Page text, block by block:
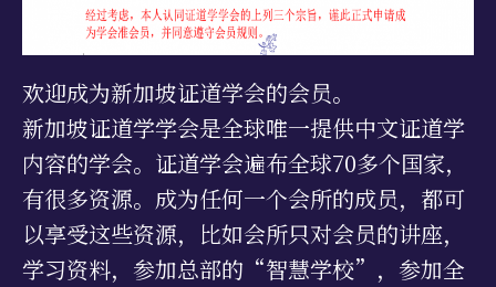
欢迎成为新加坡证道学会的会员。
新加坡证道学学会是全球唯一提供中文证道学
内容的学会。证道学会遍布全球70多个国家，
有很多资源。成为任何一个会所的成员，都可
以享受这些资源，比如会所只对会员的讲座，
学习资料，参加总部的“智慧学校”，参加全